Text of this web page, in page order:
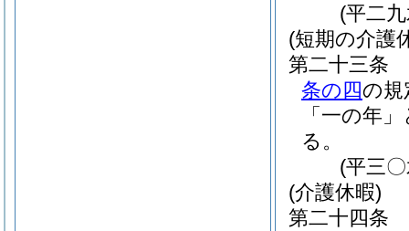
(平二
(短期の介護
第二十三条
条の四の規
「一の年
る。
(平三
(介護休暇)
第二十四条